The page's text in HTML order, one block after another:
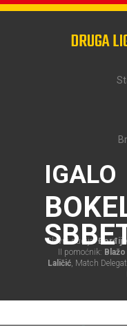
DRUGA
IGALO
Glavni sudija:Đorđije
II pomoćnik:
Laličić, Match